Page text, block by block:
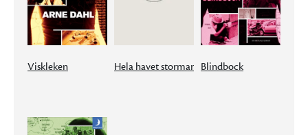
Viskleken Hela havet stormar Blindbock